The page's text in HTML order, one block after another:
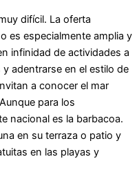
difícil. La oferta
es especialmente amplia y
infinidad de actividades a
adentrarse en el estilo de
a conocer el mar
para los
nacional es la barbacoa.
en su terraza o patio y
en las playas y